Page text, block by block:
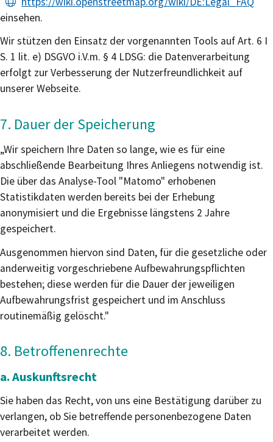
einsehen.
Wir stützen den Einsatz der vorgenannten Tools auf Art. 6 I
S. 1 lit. e) DSGVO i.V.m. § 4 LDSG: die Datenverarbeitung
erfolgt zur Verbesserung der Nutzerfreundlichkeit auf
unserer Webseite.
7. Dauer der Speicherung
„Wir speichern Ihre Daten so lange, wie es für eine
abschließende Bearbeitung Ihres Anliegens notwendig ist.
Die über das Analyse-Tool "Matomo" erhobenen
Statistikdaten werden bereits bei der Erhebung
anonymisiert und die Ergebnisse längstens 2 Jahre
gespeichert.
Ausgenommen hiervon sind Daten, für die gesetzliche oder
anderweitig vorgeschriebene Aufbewahrungspflichten
bestehen; diese werden für die Dauer der jeweiligen
Aufbewahrungsfrist gespeichert und im Anschluss
routinemäßig gelöscht."
8. Betroffenenrechte
a. Auskunftsrecht
Sie haben das Recht, von uns eine Bestätigung darüber zu
verlangen, ob Sie betreffende personenbezogene Daten
verarbeitet werden.